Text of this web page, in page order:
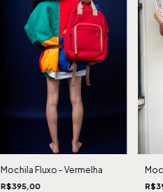
Mochila Fluxo - Vermelha
R$395,00